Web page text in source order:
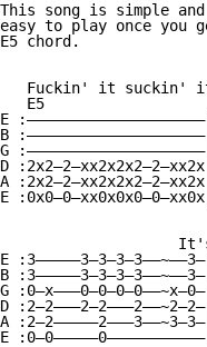
This song is simple
easy to play once you
E5 chord.
Fuckin' it suckin'
E5
E
B
G
D
A
E
E
B
G
D
A
E